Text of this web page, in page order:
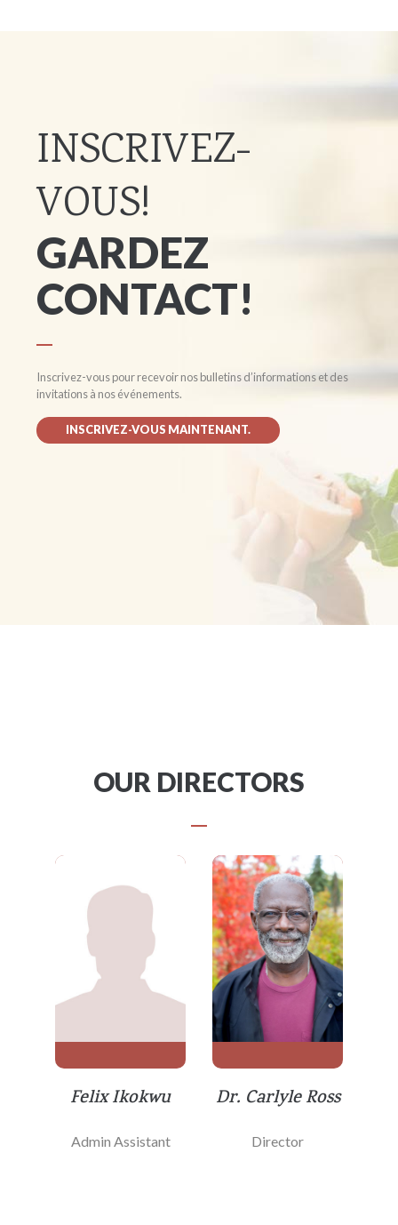
INSCRIVEZ-
VOUS!
GARDEZ
CONTACT!
Inscrivez-vous pour recevoir nos bulletins d’informations et des
invitations à nos événements.
INSCRIVEZ-VOUS MAINTENANT.
OUR DIRECTORS
Felix Ikokwu
Admin Assistant
Dr. Carlyle Ross
Director